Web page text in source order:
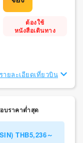
ต้องใช้
หนังสือเดินทาง
ายละเอียดเที่ยวบิน
บราคาต่ำสุด
THB5,236～